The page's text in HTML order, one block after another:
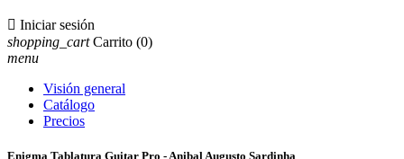
 Iniciar sesión
shopping_cart Carrito (0)
menu
Visión general
Catálogo
Precios
Enigma Tablatura Guitar Pro - Anibal Augusto Sardinha